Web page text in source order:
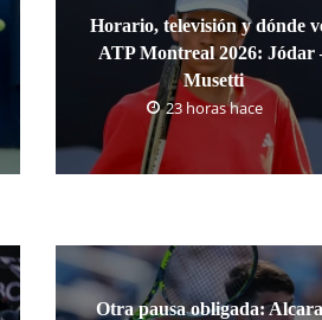
Horario, televisión y dónde
ATP Montreal 2026: Jódar
Musetti
23 horas hace
Otra pausa obligada: